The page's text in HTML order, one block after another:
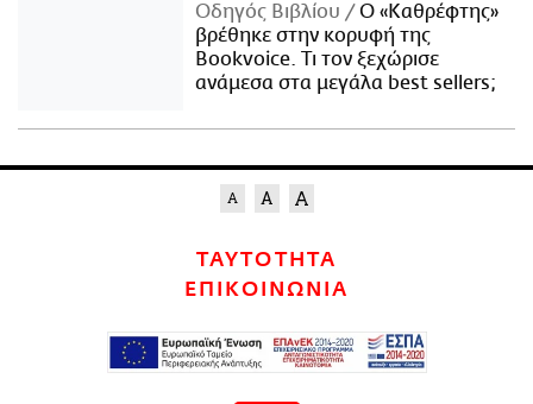
Οδηγός Βιβλίου
Ο «Καθρέφτης»
βρέθηκε στην κορυφή της
Bookvoice. Τι τον ξεχώρισε
ανάμεσα στα μεγάλα best sellers;
ΤΑΥΤΟΤΗΤΑ
ΕΠΙΚΟΙΝΩΝΙΑ